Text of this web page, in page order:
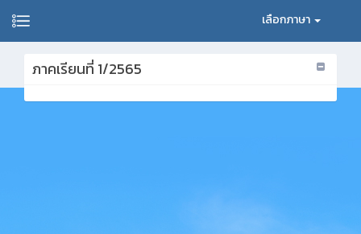
เลือกภาษา
ภาคเรียนที่ 1/2565